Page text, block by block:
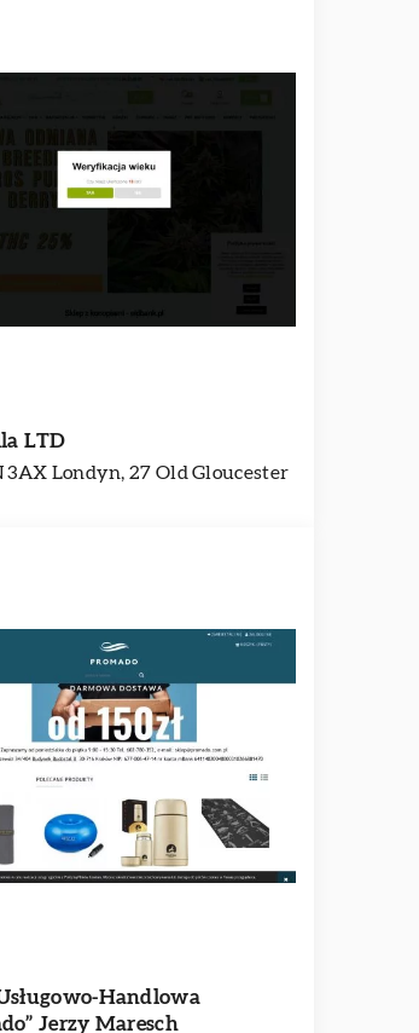
LTD
3AX Londyn, 27 Old Gloucester
Handlowa
Jerzy Maresch